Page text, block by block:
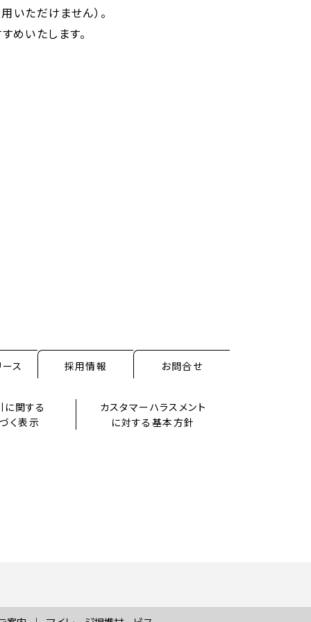
いただけません）。
めいたします。
ス 採用情報 お問合せ
関する
く表示
カスタマーハラスメント
に対する基本方針